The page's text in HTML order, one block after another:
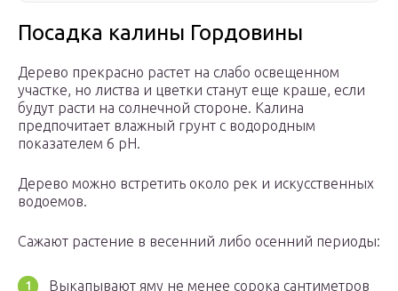
Посадка калины Гордовины
Дерево прекрасно растет на слабо освещенном
участке, но листва и цветки станут еще краше, если
будут расти на солнечной стороне. Калина
предпочитает влажный грунт с водородным
показателем 6 pH.
Дерево можно встретить около рек и искусственных
водоемов.
Сажают растение в весенний либо осенний периоды:
Выкапывают яму не менее сорока сантиметров